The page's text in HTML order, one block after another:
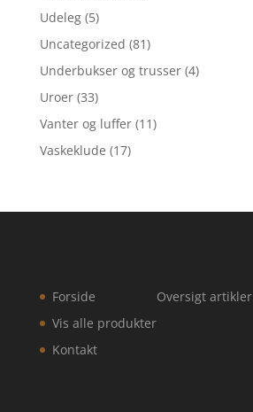
Udeleg (5)
Uncategorized (81)
Underbukser og trusser (4)
Uroer (33)
Vanter og luffer (11)
Vaskeklude (17)
Forside
Vis alle produkter
Kontakt
Oversigt artikler